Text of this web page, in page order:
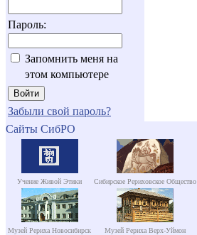
Пароль:
Запомнить меня на
этом компьютере
Забыли свой пароль?
Сайты СибРО
Учение Живой Этики Сибирское Рериховское Общество
Музей Рериха Новосибирск Музей Рериха Верх-Уймон